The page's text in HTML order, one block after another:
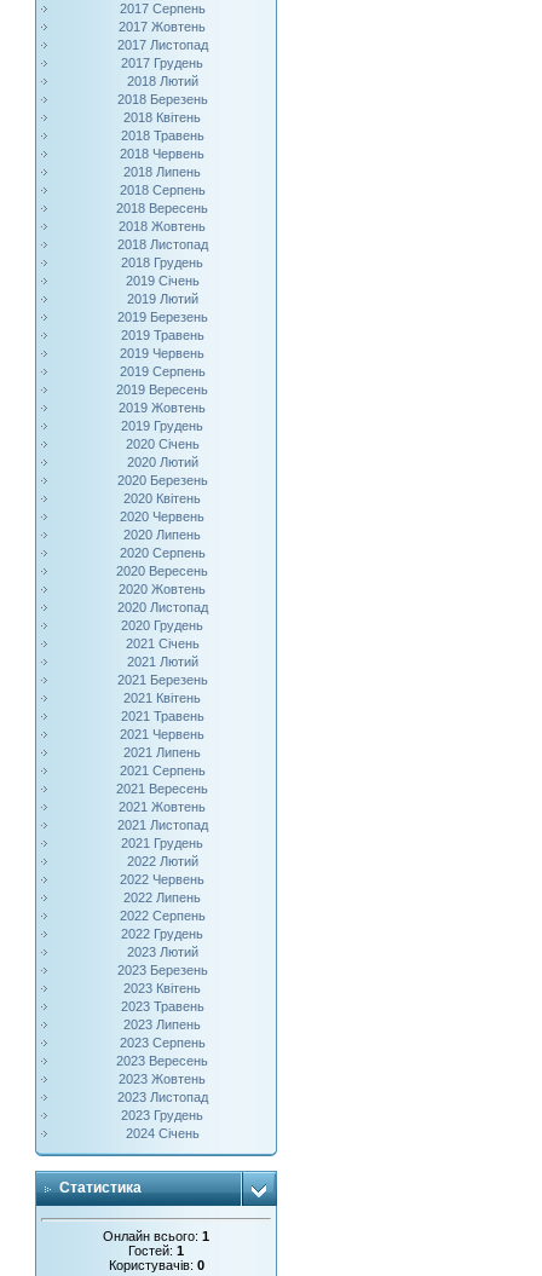
2017 Серпень
2017 Жовтень
2017 Листопад
2017 Грудень
2018 Лютий
2018 Березень
2018 Квітень
2018 Травень
2018 Червень
2018 Липень
2018 Серпень
2018 Вересень
2018 Жовтень
2018 Листопад
2018 Грудень
2019 Січень
2019 Лютий
2019 Березень
2019 Травень
2019 Червень
2019 Серпень
2019 Вересень
2019 Жовтень
2019 Грудень
2020 Січень
2020 Лютий
2020 Березень
2020 Квітень
2020 Червень
2020 Липень
2020 Серпень
2020 Вересень
2020 Жовтень
2020 Листопад
2020 Грудень
2021 Січень
2021 Лютий
2021 Березень
2021 Квітень
2021 Травень
2021 Червень
2021 Липень
2021 Серпень
2021 Вересень
2021 Жовтень
2021 Листопад
2021 Грудень
2022 Лютий
2022 Червень
2022 Липень
2022 Серпень
2022 Грудень
2023 Лютий
2023 Березень
2023 Квітень
2023 Травень
2023 Липень
2023 Серпень
2023 Вересень
2023 Жовтень
2023 Листопад
2023 Грудень
2024 Січень
Статистика
Онлайн всього:1
Гостей:1
Користувачів: 0